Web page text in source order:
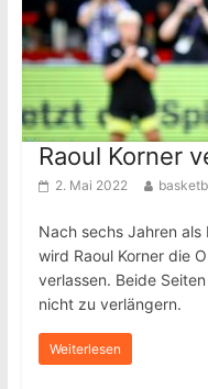
Raoul Korner
2. Mai 2022
Nach sechs Jahren
wird Raoul Korner die
verlassen. Beide
nicht zu verlängern.
Weiterlesen